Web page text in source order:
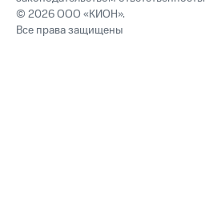
© 2026 ООО «КИОН».
Все права защищены